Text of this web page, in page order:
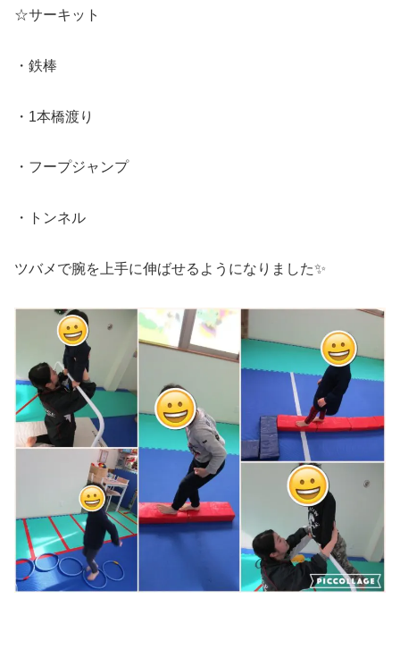
☆サーキット
・鉄棒
・1本橋渡り
・フープジャンプ
・トンネル
ツバメで腕を上手に伸ばせるようになりました✨